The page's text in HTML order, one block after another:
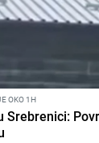
OKO 1H
Srebrenici: